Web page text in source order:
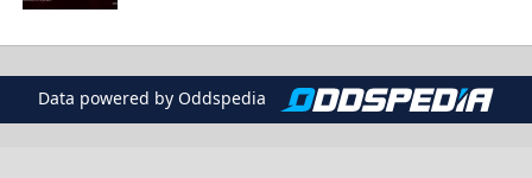
Data powered by Oddspedia